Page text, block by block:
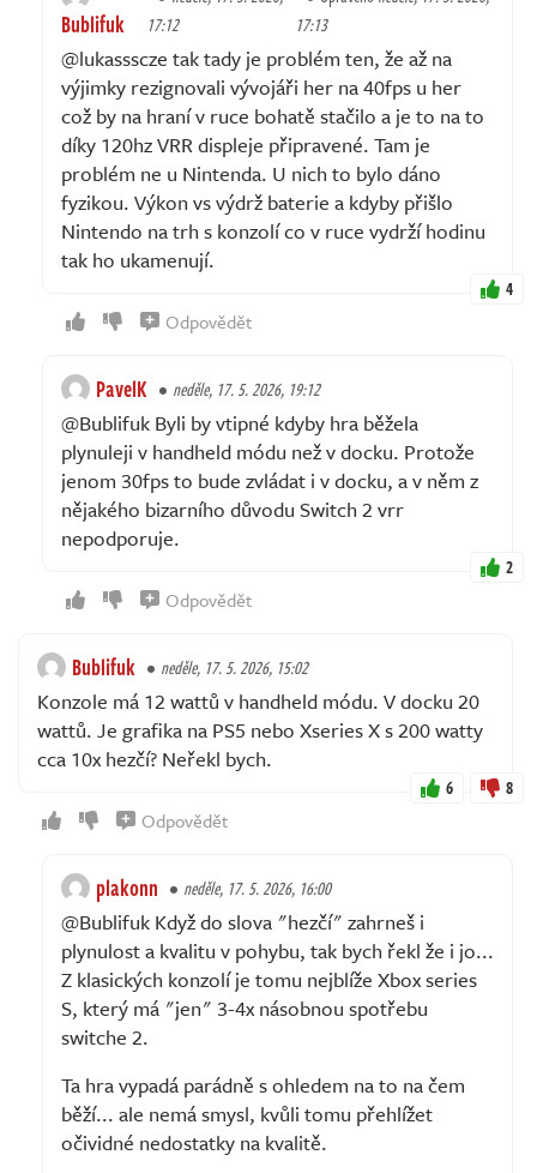
Bublifuk
17:12
17:13
@lukassscze tak tady je problém ten, že až na
výjimky rezignovali vývojáři her na 40fps u her
což by na hraní v ruce bohatě stačilo a je to na to
díky 120hz VRR displeje připravené. Tam je
problém ne u Nintenda. U nich to bylo dáno
fyzikou. Výkon vs výdrž baterie a kdyby přišlo
Nintendo na trh s konzolí co v ruce vydrží hodinu
tak ho ukamenují.
4
Odpovědět
PavelK neděle, 17. 5. 2026, 19:12
@Bublifuk Byli by vtipné kdyby hra běžela
plynuleji v handheld módu než v docku. Protože
jenom 30fps to bude zvládat i v docku, a v něm z
nějakého bizarního důvodu Switch 2 vrr
nepodporuje.
2
Odpovědět
Bublifuk neděle, 17. 5. 2026, 15:02
Konzole má 12 wattů v handheld módu. V docku 20
wattů. Je grafika na PS5 nebo Xseries X s 200 watty
cca 10x hezčí? Neřekl bych.
6 8
Odpovědět
plakonn neděle, 17. 5. 2026, 16:00
@Bublifuk Když do slova "hezčí" zahrneš i
plynulost a kvalitu v pohybu, tak bych řekl že i jo...
Z klasických konzolí je tomu nejblíže Xbox series
S, který má "jen" 3-4x násobnou spotřebu
switche 2.
Ta hra vypadá parádně s ohledem na to na čem
běží... ale nemá smysl, kvůli tomu přehlížet
očividné nedostatky na kvalitě.